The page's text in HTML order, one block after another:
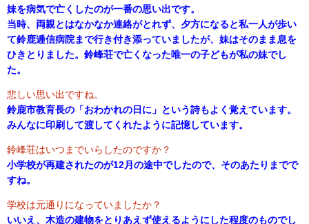
妹を病気で亡くしたのが一番の思い出です。
当時、両親とはなかなか連絡がとれず、夕方になると私一人が歩い
て鈴鹿逓信病院まで行き付き添っていましたが、妹はそのまま息を
ひきとりました。鈴峰荘で亡くなった唯一の子どもが私の妹でし
た。
悲しい思い出ですね。
鈴鹿市教育長の「おわかれの日に」という詩もよく覚えています。
みんなに印刷して渡してくれたように記憶しています。
鈴峰荘はいつまでいらしたのですか？
小学校が再建されたのが12月の途中でしたので、そのあたりまでで
すね。
学校は元通りになっていましたか？
いいえ、木造の建物をとりあえず使えるようにした程度のものでし